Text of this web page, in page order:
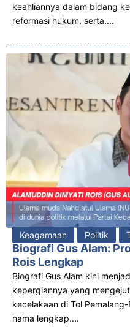
keahliannya dalam bidang
reformasi hukum, serta....
Keagamaan Politik
Biografi Gus Alam:
Rois Lengkap
Biografi Gus Alam kini
kepergiannya yang
kecelakaan di Tol
nama lengkap....